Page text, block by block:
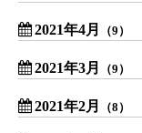
2021年4月 （9）
2021年3月 （9）
2021年2月 （8）